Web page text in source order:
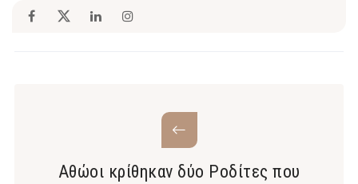
Αθώοι κρίθηκαν δύο Ροδίτες που